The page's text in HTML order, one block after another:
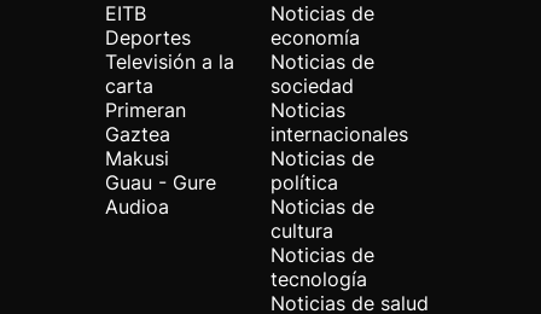
EITB
Deportes
Televisión a la
carta
Primeran
Gaztea
Makusi
Guau - Gure
Audioa
Noticias de
economía
Noticias de
sociedad
Noticias
internacionales
Noticias de
política
Noticias de
cultura
Noticias de
tecnología
Noticias de salud